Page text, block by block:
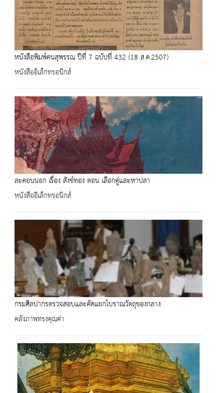
หนังสือพิมพ์คนสุพรรณ ปีที่ 7 ฉบับที่ 432 (18 ส.ค.2507)
หนังสืออิเล็กทรอนิกส์
ละคอนนอก เรื่อง สังข์ทอง ตอน เลือกคู่และหาปลา
หนังสืออิเล็กทรอนิกส์
กรมศิลปากรตรวจสอบและคัดแยกโบราณวัตถุของกลาง
คลังภาพทรงคุณค่า